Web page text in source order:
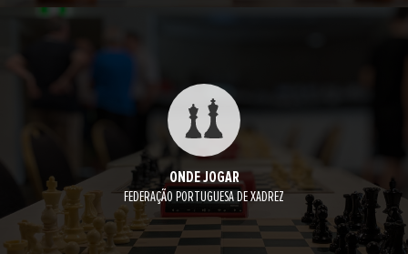
ONDE JOGAR
FEDERAÇÃO PORTUGUESA DE XADREZ